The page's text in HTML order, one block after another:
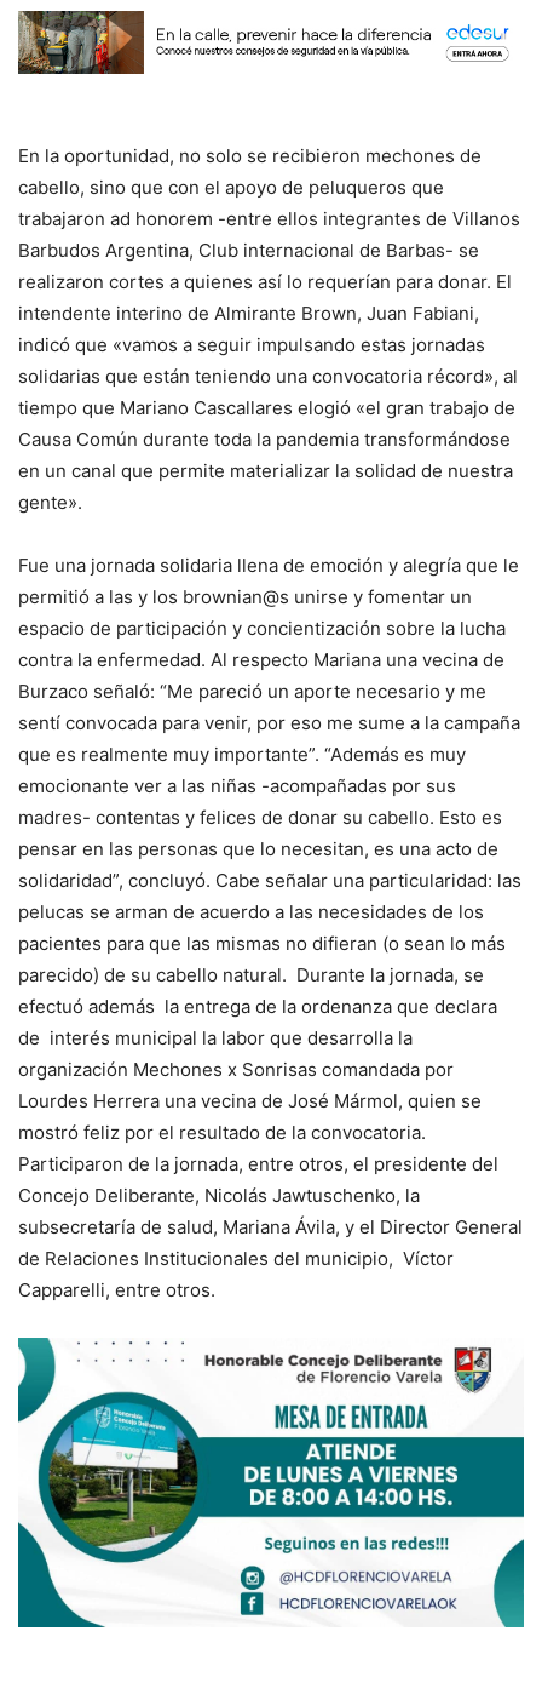
En la oportunidad, no solo se recibieron mechones de
cabello, sino que con el apoyo de peluqueros que
trabajaron ad honorem -entre ellos integrantes de Villanos
Barbudos Argentina, Club internacional de Barbas- se
realizaron cortes a quienes así lo requerían para donar. El
intendente interino de Almirante Brown, Juan Fabiani,
indicó que «vamos a seguir impulsando estas jornadas
solidarias que están teniendo una convocatoria récord», al
tiempo que Mariano Cascallares elogió «el gran trabajo de
Causa Común durante toda la pandemia transformándose
en un canal que permite materializar la solidad de nuestra
gente».
Fue una jornada solidaria llena de emoción y alegría que le
permitió a las y los brownian@s unirse y fomentar un
espacio de participación y concientización sobre la lucha
contra la enfermedad. Al respecto Mariana una vecina de
Burzaco señaló: “Me pareció un aporte necesario y me
sentí convocada para venir, por eso me sume a la campaña
que es realmente muy importante”. “Además es muy
emocionante ver a las niñas -acompañadas por sus
madres- contentas y felices de donar su cabello. Esto es
pensar en las personas que lo necesitan, es una acto de
solidaridad”, concluyó. Cabe señalar una particularidad: las
pelucas se arman de acuerdo a las necesidades de los
pacientes para que las mismas no difieran (o sean lo más
parecido) de su cabello natural. Durante la jornada, se
efectuó además la entrega de la ordenanza que declara
de interés municipal la labor que desarrolla la
organización Mechones x Sonrisas comandada por
Lourdes Herrera una vecina de José Mármol, quien se
mostró feliz por el resultado de la convocatoria.
Participaron de la jornada, entre otros, el presidente del
Concejo Deliberante, Nicolás Jawtuschenko, la
subsecretaría de salud, Mariana Ávila, y el Director General
de Relaciones Institucionales del municipio, Víctor
Capparelli, entre otros.